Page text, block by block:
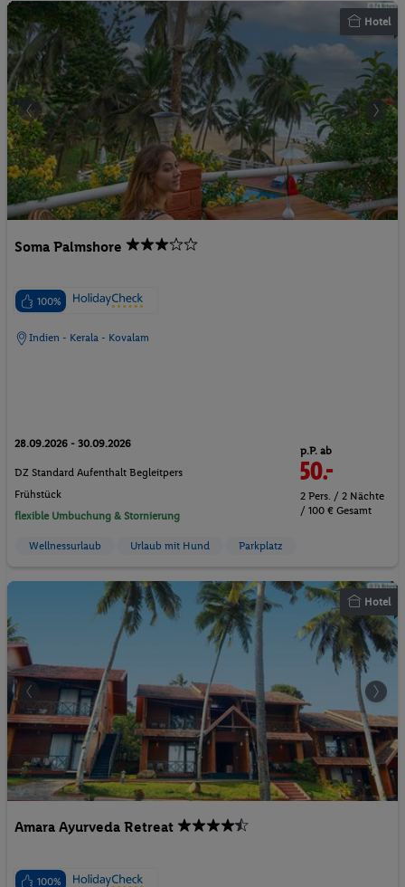
Hotel
Soma Palmshore
100%
Indien - Kerala - Kovalam
28.09.2026 - 30.09.2026
DZ Standard Aufenthalt Begleitpers
Frühstück
flexible Umbuchung & Stornierung
p.P. ab
50.-
2 Pers. / 2 Nächte
/ 100 € Gesamt
Wellnessurlaub Urlaub mit Hund Parkplatz
Hotel
Amara Ayurveda Retreat
100%